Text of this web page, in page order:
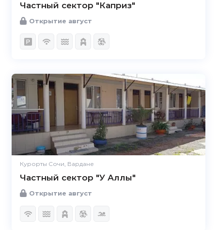
Частный сектор "Каприз"
Открытие август
Курорты Сочи, Вардане
Частный сектор "У Аллы"
Открытие август